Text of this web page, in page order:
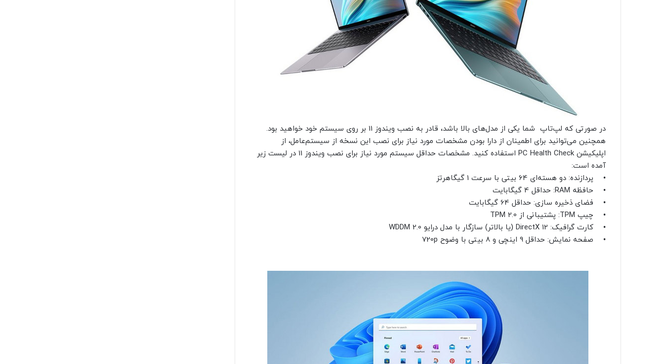
در صورتی که لپ‌تاپ شما یکی از مدل‌های بالا باشد، قادر به نصب ویندوز 11 بر روی سیستم خود خواهید بود.
همچنین می‌توانید برای اطمینان از دارا بودن مشخصات مورد نیاز برای نصب این نسخه از سیستم‌عامل، از
اپلیکیشن PC Health Check استفاده کنید. مشخصات حداقل سیستم مورد نیاز برای نصب ویندوز 11 در لیست زیر
آمده است:
• پردازنده: دو هسته‌ای 64 بیتی با سرعت 1 گیگاهرتز
• حافظه RAM: حداقل 4 گیگابایت
• فضای ذخیره سازی: حداقل 64 گیگابایت
• چیپ TPM: پشتیبانی از TPM 2.0
• کارت گرافیک: DirectX 12 (یا بالاتر) سازگار با مدل درایو WDDM 2.0
• صفحه نمایش: حداقل 9 اینچی و 8 بیتی با وضوح 720p